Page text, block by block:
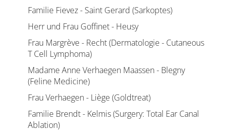
Familie Fievez - Saint Gerard (Sarkoptes)
Herr und Frau Goffinet - Heusy
Frau Margrève - Recht (Dermatologie - Cutaneous
T Cell Lymphoma)
Madame Anne Verhaegen Maassen - Blegny
(Feline Medicine)
Frau Verhaegen - Liège (Goldtreat)
Familie Brendt - Kelmis (Surgery: Total Ear Canal
Ablation)